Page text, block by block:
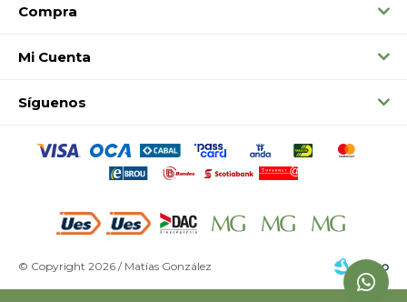
Compra
Mi Cuenta
Síguenos
© Copyright 2026 / Matías González